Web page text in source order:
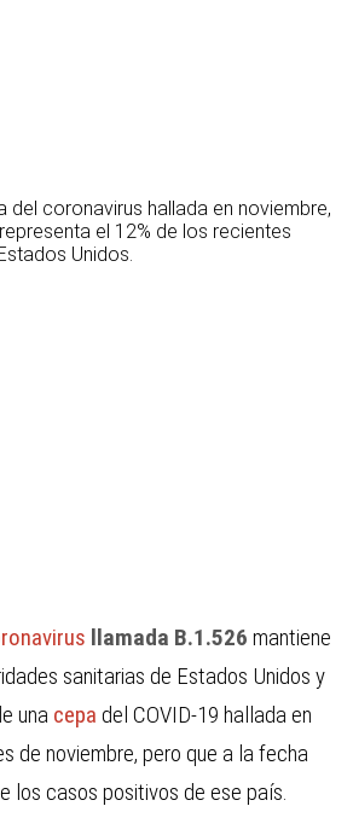
del coronavirus hallada en noviembre,
el 12% de los recientes
Unidos.
llamada B.1.526 mantiene
sanitarias de Estados Unidos y
una cepa del COVID-19 hallada en
de noviembre, pero que a la fecha
los casos positivos de ese país.